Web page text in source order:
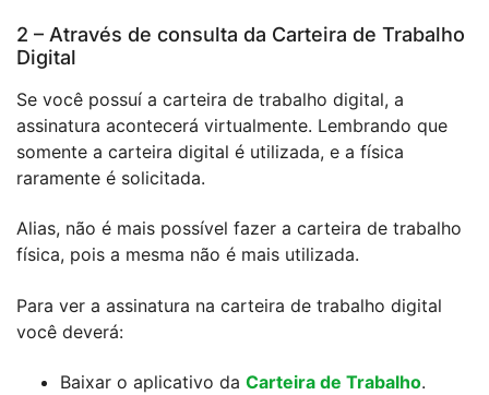
2 – Através de consulta da Carteira de Trabalho
Digital
Se você possuí a carteira de trabalho digital, a
assinatura acontecerá virtualmente. Lembrando que
somente a carteira digital é utilizada, e a física
raramente é solicitada.
Alias, não é mais possível fazer a carteira de trabalho
física, pois a mesma não é mais utilizada.
Para ver a assinatura na carteira de trabalho digital
você deverá:
Baixar o aplicativo da Carteira de Trabalho.